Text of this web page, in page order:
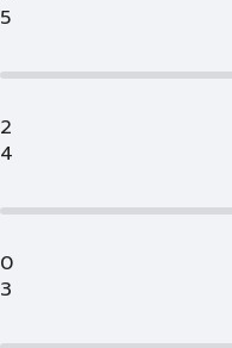
5
2
4
0
3